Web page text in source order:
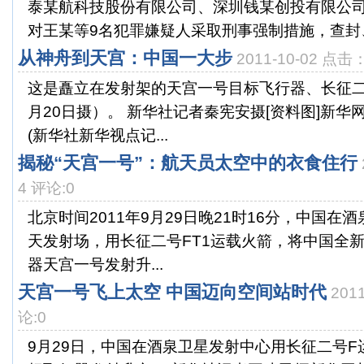
泰某航科技股份有限公司、深圳钱某创投有限公
对王某等9名犯罪嫌疑人采取刑事强制措施，查
从神舟到天宫：中国一大步 2011-10-02 点击
这是矗立在发射架的天宫一号目标飞行器、长征
月20日摄）。 新华社记者秦宪安摄[资料图]新华
(新华社新华视点记...
揭秘“天宫一号”：航天员太空中的衣食住行
4 评论:0
北京时间2011年9月29日晚21时16分，中国在酒
天发射场，用长征二号FT1运载火箭，将中国全
器天宫一号发射升...
天宫一号飞上太空 中国迈向空间站时代
论:0
9月29日，中国在酒泉卫星发射中心用长征二号F